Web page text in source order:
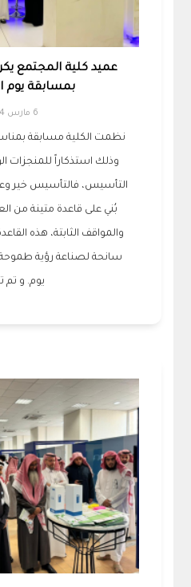
عميد كلية المجتمع
بمسابقة يوم
6 مارس 2024
نظمت الكلية مسابقة
وذلك استذكاراً للمنجزات
التأسيس، فالتأسيس خير
بُني على قاعدة متينة من
والمواقف الثابتة، هذه
سانحة لصناعة رؤية
يوم. و تم